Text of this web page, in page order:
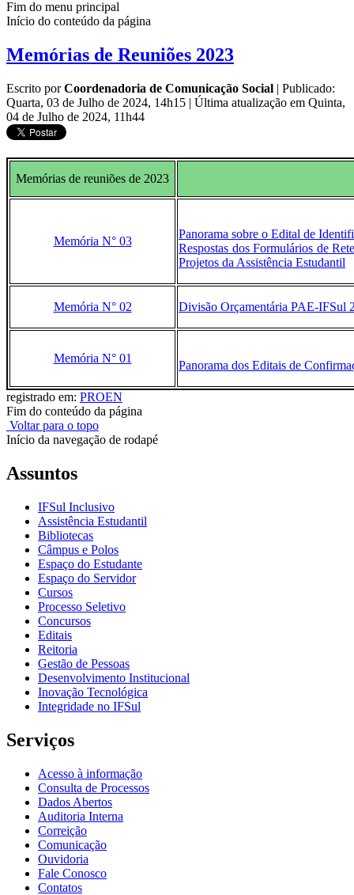
Fim do menu principal
Início do conteúdo da página
Memórias de Reuniões 2023
Escrito porCoordenadoria de Comunicação Social | Publicado:
Quarta, 03 de Julho de 2024, 14h15 | Última atualização em Quinta,
04 de Julho de 2024, 11h44
Memórias de reuniões de 2023
Memória N° 03
Panorama sobre o Edital de
Respostas dos Formulários de
Projetos da Assistência Estudantil
Memória N° 02 Divisão Orçamentária PAE-IFSul
Memória N° 01
Panorama dos Editais de
registrado em: PROEN
Fim do conteúdo da página
Voltar para o topo
Início da navegação de rodapé
Assuntos
IFSul Inclusivo
Assistência Estudantil
Bibliotecas
Câmpus e Polos
Espaço do Estudante
Espaço do Servidor
Cursos
Processo Seletivo
Concursos
Editais
Reitoria
Gestão de Pessoas
Desenvolvimento Institucional
Inovação Tecnológica
Integridade no IFSul
Serviços
Acesso à informação
Consulta de Processos
Dados Abertos
Auditoria Interna
Correição
Comunicação
Ouvidoria
Fale Conosco
Contatos